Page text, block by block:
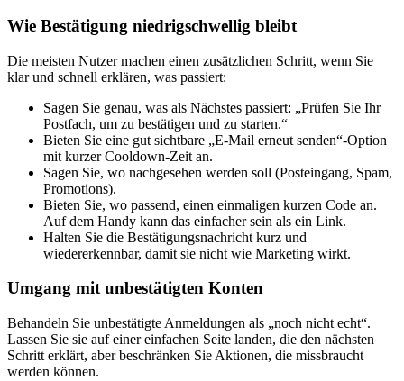
Wie Bestätigung niedrigschwellig bleibt
Die meisten Nutzer machen einen zusätzlichen Schritt, wenn Sie
klar und schnell erklären, was passiert:
Sagen Sie genau, was als Nächstes passiert: „Prüfen Sie Ihr
Postfach, um zu bestätigen und zu starten.“
Bieten Sie eine gut sichtbare „E‑Mail erneut senden“‑Option
mit kurzer Cooldown‑Zeit an.
Sagen Sie, wo nachgesehen werden soll (Posteingang, Spam,
Promotions).
Bieten Sie, wo passend, einen einmaligen kurzen Code an.
Auf dem Handy kann das einfacher sein als ein Link.
Halten Sie die Bestätigungsnachricht kurz und
wiedererkennbar, damit sie nicht wie Marketing wirkt.
Umgang mit unbestätigten Konten
Behandeln Sie unbestätigte Anmeldungen als „noch nicht echt“.
Lassen Sie sie auf einer einfachen Seite landen, die den nächsten
Schritt erklärt, aber beschränken Sie Aktionen, die missbraucht
werden können.